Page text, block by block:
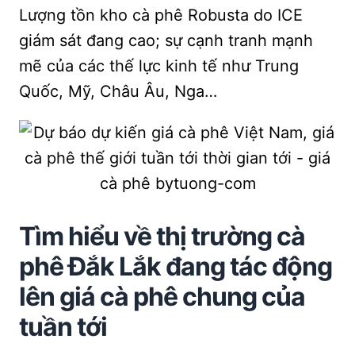
Lượng tồn kho cà phê Robusta do ICE
giám sát đang cao; sự cạnh tranh mạnh
mẽ của các thế lực kinh tế như Trung
Quốc, Mỹ, Châu Âu, Nga…
Tìm hiểu về thị trường cà
phê Đắk Lắk đang tác động
lên giá cà phê chung của
tuần tới